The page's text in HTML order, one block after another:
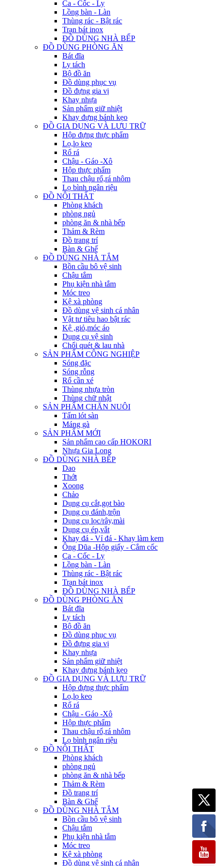
Ca - Cốc - Ly
Lồng bàn - Làn
Thùng rác - Bật rác
Trạn bát inox
ĐỒ DÙNG NHÀ BẾP
ĐỒ DÙNG PHÒNG ĂN
Bát đĩa
Ly tách
Bộ đồ ăn
Đồ dùng phục vụ
Đồ đựng gia vị
Khay nhựa
Sản phẩm giữ nhiệt
Khay đựng bánh kẹo
ĐỒ GIA DỤNG VÀ LƯU TRỮ
Hộp đựng thực phẩm
Lọ,lọ keo
Rổ rá
Chậu - Gáo -Xô
Hộp thực phẩm
Thau chậu rổ,rá nhôm
Lọ bình ngân riệu
ĐỒ NỘI THẤT
Phòng khách
phòng ngủ
phòng ăn & nhà bếp
Thảm & Rèm
Đồ trang trí
Bàn & Ghế
ĐỒ DÙNG NHÀ TẮM
Bồn cầu bô vệ sinh
Chậu tắm
Phụ kiện nhà tắm
Móc treo
Kệ xà phòng
Đồ dùng vệ sinh cá nhân
Vật tư tiêu hao bật rác
Kệ ,giỏ,móc áo
Dụng cụ vệ sinh
Chổi quét & lau nhà
SẢN PHẨM CÔNG NGHIỆP
Sóng đặc
Sóng rỗng
Rổ cần xé
Thùng nhựa tròn
Thùng chữ nhật
SẢN PHẨM CHĂN NUÔI
Tấm lót sàn
Máng gà
SẢN PHẨM MỚI
Sản phẩm cao cấp HOKORI
Nhựa Gia Long
ĐỒ DÙNG NHÀ BẾP
Dao
Thớt
Xoong
Chảo
Dụng cụ cắt,gọt bào
Dụng cụ đánh,trộn
Dụng cụ lọc/rây,mài
Dụng cụ ép,vắt
Khay đá - Vỉ đá - Khay làm kem
Ông Dũa -Hộp giấy - Cắm cốc
Ca - Cốc - Ly
Lồng bàn - Làn
Thùng rác - Bật rác
Trạn bát inox
ĐỒ DÙNG NHÀ BẾP
ĐỒ DÙNG PHÒNG ĂN
Bát đĩa
Ly tách
Bộ đồ ăn
Đồ dùng phục vụ
Đồ đựng gia vị
Khay nhựa
Sản phẩm giữ nhiệt
Khay đựng bánh kẹo
ĐỒ GIA DỤNG VÀ LƯU TRỮ
Hộp đựng thực phẩm
Lọ,lọ keo
Rổ rá
Chậu - Gáo -Xô
Hộp thực phẩm
Thau chậu rổ,rá nhôm
Lọ bình ngân riệu
ĐỒ NỘI THẤT
Phòng khách
phòng ngủ
phòng ăn & nhà bếp
Thảm & Rèm
Đồ trang trí
Bàn & Ghế
ĐỒ DÙNG NHÀ TẮM
Bồn cầu bô vệ sinh
Chậu tắm
Phụ kiện nhà tắm
Móc treo
Kệ xà phòng
Đồ dùng vệ sinh cá nhân